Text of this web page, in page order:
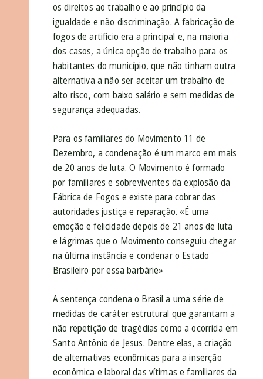
os direitos ao trabalho e ao princípio da
igualdade e não discriminação. A fabricação de
fogos de artifício era a principal e, na maioria
dos casos, a única opção de trabalho para os
habitantes do município, que não tinham outra
alternativa a não ser aceitar um trabalho de
alto risco, com baixo salário e sem medidas de
segurança adequadas.
Para os familiares do Movimento 11 de
Dezembro, a condenação é um marco em mais
de 20 anos de luta. O Movimento é formado
por familiares e sobreviventes da explosão da
Fábrica de Fogos e existe para cobrar das
autoridades justiça e reparação. «É uma
emoção e felicidade depois de 21 anos de luta
e lágrimas que o Movimento conseguiu chegar
na última instância e condenar o Estado
Brasileiro por essa barbárie»
A sentença condena o Brasil a uma série de
medidas de caráter estrutural que garantam a
não repetição de tragédias como a ocorrida em
Santo Antônio de Jesus. Dentre elas, a criação
de alternativas econômicas para a inserção
econômica e laboral das vítimas e familiares da